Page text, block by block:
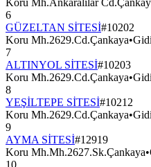
6
GÜZELTAN SİTESİ#10202
Koru Mh.2629.Cd.Çankaya•
7
ALTINYOL SİTESİ#10203
Koru Mh.2629.Cd.Çankaya•
8
YEŞİLTEPE SİTESİ#10212
Koru Mh.2629.Cd.Çankaya•
9
AYMA SİTESİ#12919
Koru Mh.Mh.2627.Sk.Çankaya•
10